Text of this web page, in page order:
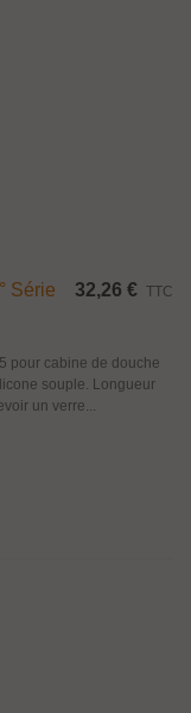
Série
32,26 € TTC
pour cabine de douche
souple. Longueur
un verre...